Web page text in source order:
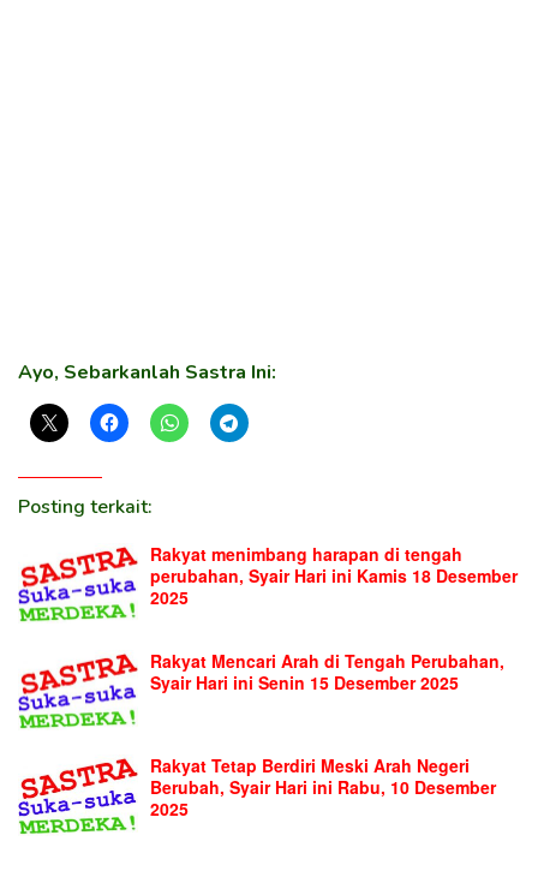
Ayo, Sebarkanlah Sastra Ini:
Posting terkait:
Rakyat menimbang harapan di tengah
perubahan, Syair Hari ini Kamis 18 Desember
2025
Rakyat Mencari Arah di Tengah Perubahan,
Syair Hari ini Senin 15 Desember 2025
Rakyat Tetap Berdiri Meski Arah Negeri
Berubah, Syair Hari ini Rabu, 10 Desember
2025